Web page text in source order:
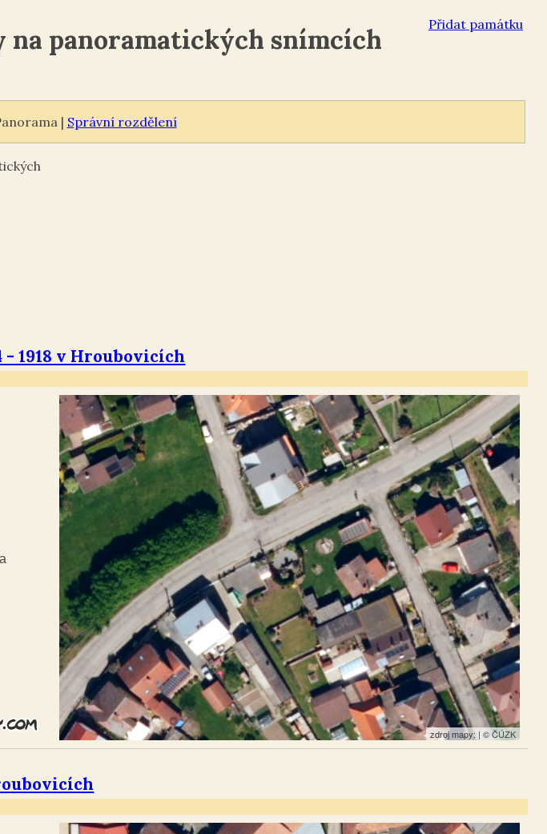
Přidat památku
panoramatických snímcích
| Správní rozdělení
- 1918 v Hroubovicích
zdroj mapy: | ©ČÚZK